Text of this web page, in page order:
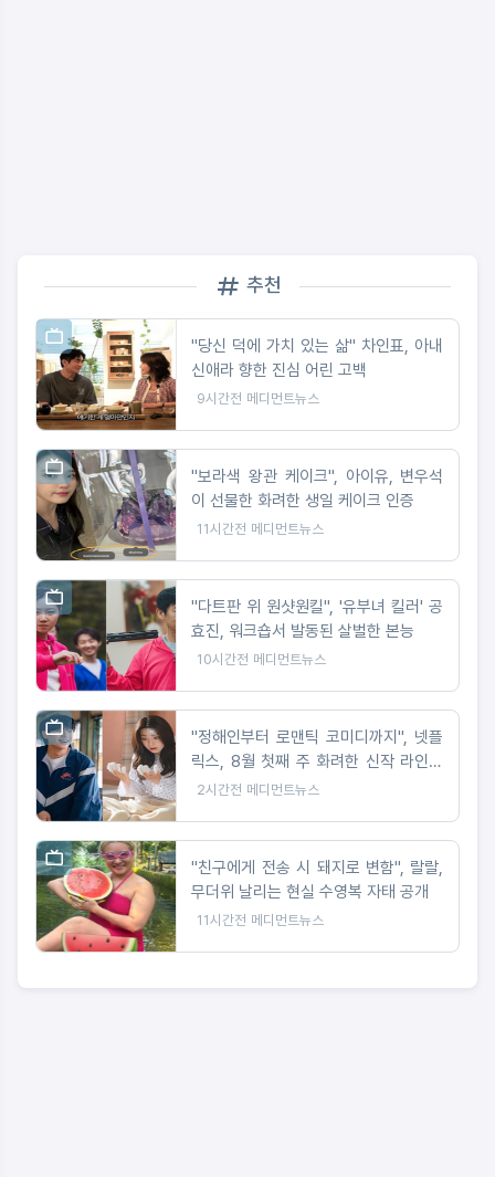
추천
"당신 덕에 가치 있는 삶" 차인표, 아내
신애라 향한 진심 어린 고백
9시간전 메디먼트뉴스
"보라색 왕관 케이크", 아이유, 변우석
이 선물한 화려한 생일 케이크 인증
11시간전 메디먼트뉴스
"다트판 위 원샷원킬", '유부녀 킬러' 공
효진, 워크숍서 발동된 살벌한 본능
10시간전 메디먼트뉴스
"정해인부터 로맨틱 코미디까지", 넷플
릭스, 8월 첫째 주 화려한 신작 라인업
공개
2시간전 메디먼트뉴스
"친구에게 전송 시 돼지로 변함", 랄랄,
무더위 날리는 현실 수영복 자태 공개
11시간전 메디먼트뉴스